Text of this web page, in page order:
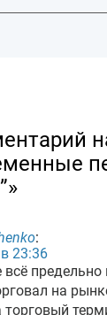
:
23:36
всё
на
торговый